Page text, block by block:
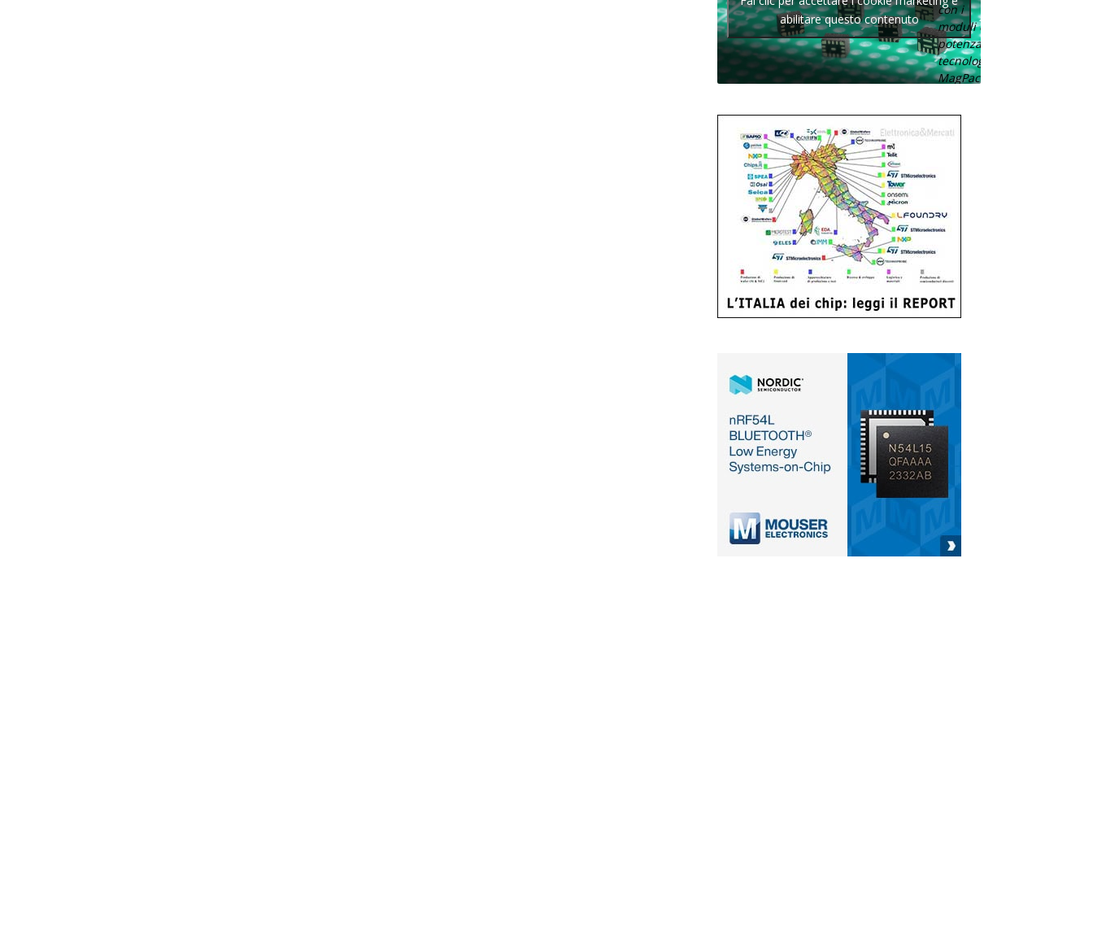
con i
moduli di
potenza con
tecnologia
MagPack.
abilitare questo contenuto